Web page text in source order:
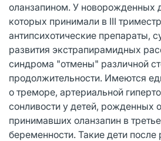
оланзапином. У новорожденных
которых принимали в III
антипсихотические препараты,
развития экстрапирамидных
синдрома "отмены" различной
продолжительности. Имеются
о треморе, артериальной
сонливости у детей, рожденных
принимавших оланзапин в
беременности. Такие дети